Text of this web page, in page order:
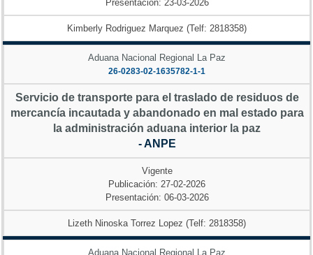
Presentación: 23-03-2026
Kimberly Rodriguez Marquez (Telf: 2818358)
Aduana Nacional Regional La Paz
26-0283-02-1635782-1-1
Servicio de transporte para el traslado de residuos de
mercancía incautada y abandonado en mal estado para
la administración aduana interior la paz
- ANPE
Vigente
Publicación: 27-02-2026
Presentación: 06-03-2026
Lizeth Ninoska Torrez Lopez (Telf: 2818358)
Aduana Nacional Regional La Paz